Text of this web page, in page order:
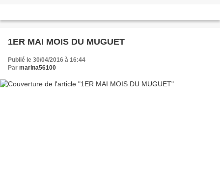
1ER MAI MOIS DU MUGUET
Publié le 30/04/2016 à 16:44
Par marina56100